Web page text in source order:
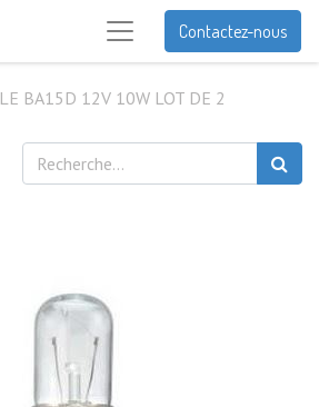
Contactez-nous
BA15D 12V 10W LOT DE 2